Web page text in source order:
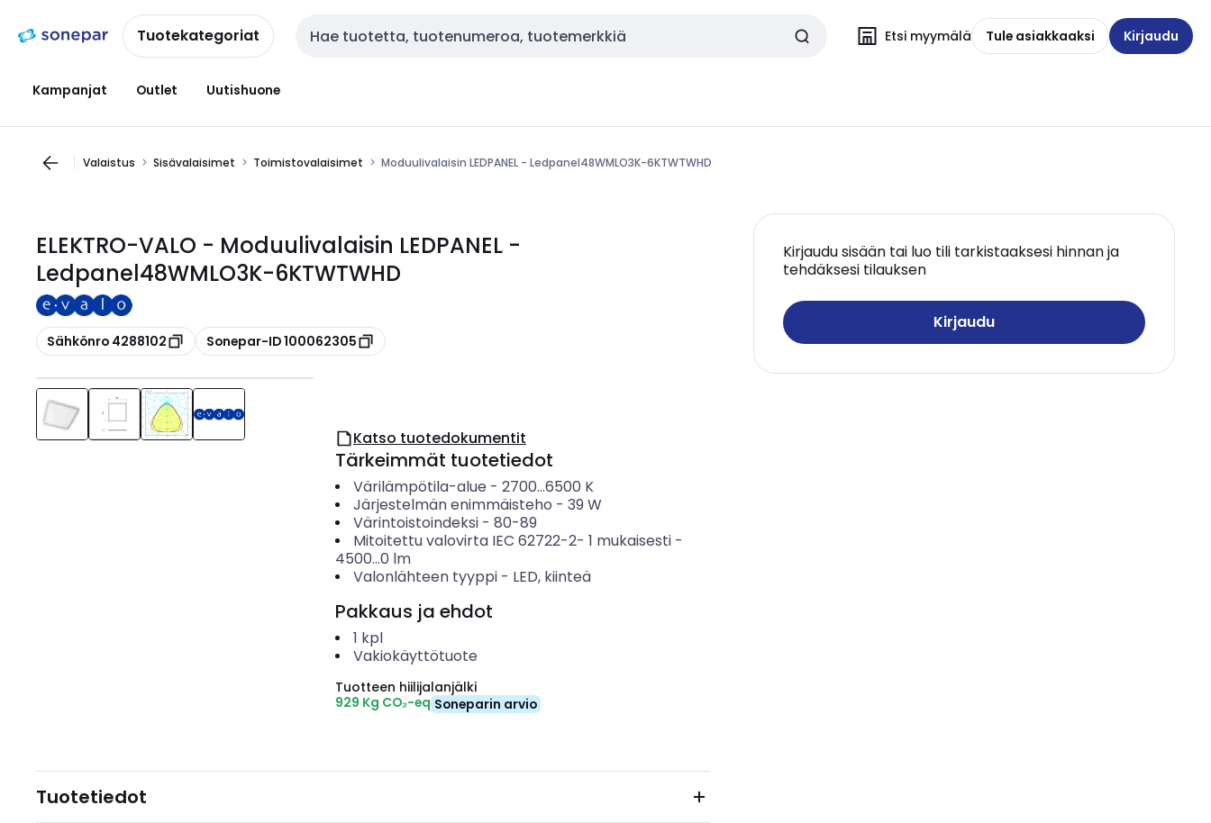
navigointiinsisältöönTuotekategoriat Haku Etsi myymälä Tule asiakkaaksi Kirjaudu
Kampanjat Outlet Uutishuone
Valaistus Sisävalaisimet Toimistovalaisimet Moduulivalaisin LEDPANEL - Ledpanel48WMLO3K-6KTWTWHD
ELEKTRO-VALO - Moduulivalaisin LEDPANEL -
Ledpanel48WMLO3K-6KTWTWHD
Kopioi
Sähkönro 4288102 Kopioi
Sonepar-ID 100062305
Kirjaudu sisään tai luo tili tarkistaaksesi hinnan ja
tehdäksesi tilauksen
Kirjaudu
Katso tuotedokumentit
Tärkeimmät tuotetiedot
Värilämpötila-alue - 2700...6500 K
Järjestelmän enimmäisteho - 39 W
Värintoistoindeksi- 80-89
Mitoitettu valovirta IEC 62722-2- 1 mukaisesti-
4500...0 lm
Valonlähteen tyyppi- LED, kiinteä
Pakkaus ja ehdot
1 kpl
Vakiokäyttötuote
Tuotteen hiilijalanjälki
929 Kg CO₂-eq Soneparin arvio
Tuotetiedot